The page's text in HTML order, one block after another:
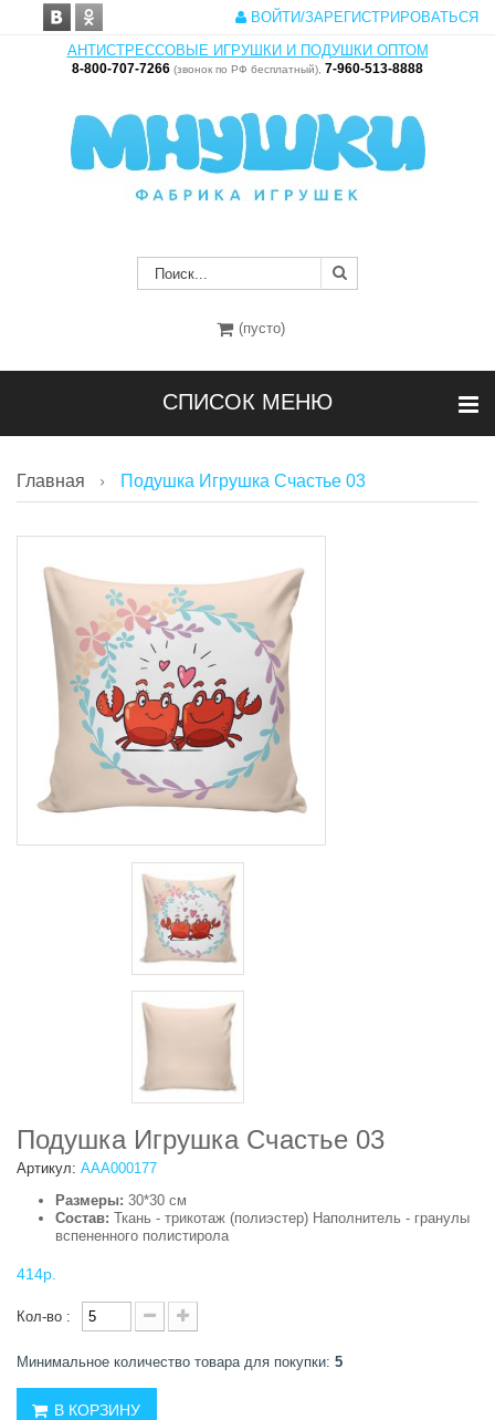
ВОЙТИ/ЗАРЕГИСТРИРОВАТЬСЯ
АНТИСТРЕССОВЫЕ ИГРУШКИ И ПОДУШКИ ОПТОМ
8-800-707-7266 (звонок по РФ бесплатный), 7-960-513-8888
(пусто)
СПИСОК МЕНЮ
Главная Подушка Игрушка Счастье 03
Подушка Игрушка Счастье 03
Артикул: ААА000177
Размеры: 30*30 см
Состав: Ткань - трикотаж (полиэстер) Наполнитель - гранулы
вспененного полистирола
414р.
Кол-во :
Минимальное количество товара для покупки: 5
В КОРЗИНУ